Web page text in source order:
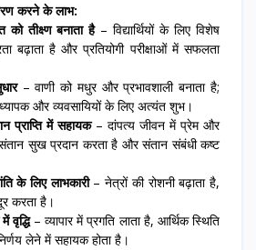
करने के लाभ:
तीक्ष्ण बनाता है– विद्यार्थियों के लिए विशेष
बढ़ाता है और प्रतियोगी परीक्षाओं में सफलता
– वाणी को मधुर और प्रभावशाली बनाता है;
और व्यवसायियों के लिए अत्यंत शुभ।
प्राप्ति में सहायक– दांपत्य जीवन में प्रेम और
सुख प्रदान करता है और संतान संबंधी कष्ट
के लिए लाभकारी– नेत्रों की रोशनी बढ़ाता है,
करता है।
वृद्धि– व्यापार में प्रगति लाता है, आर्थिक स्थिति
लेने में सहायक होता है।